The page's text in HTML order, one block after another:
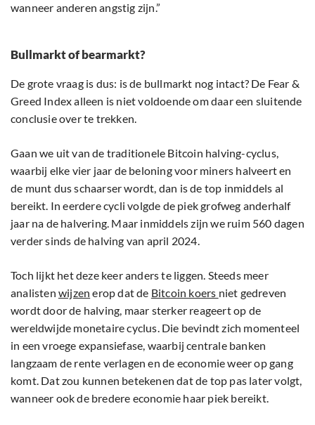
wanneer anderen angstig zijn.”
Bullmarkt of bearmarkt?
De grote vraag is dus: is de bullmarkt nog intact? De Fear &
Greed Index alleen is niet voldoende om daar een sluitende
conclusie over te trekken.
Gaan we uit van de traditionele Bitcoin halving-cyclus,
waarbij elke vier jaar de beloning voor miners halveert en
de munt dus schaarser wordt, dan is de top inmiddels al
bereikt. In eerdere cycli volgde de piek grofweg anderhalf
jaar na de halvering. Maar inmiddels zijn we ruim 560 dagen
verder sinds de halving van april 2024.
Toch lijkt het deze keer anders te liggen. Steeds meer
analisten wijzen erop dat de Bitcoin koers niet gedreven
wordt door de halving, maar sterker reageert op de
wereldwijde monetaire cyclus. Die bevindt zich momenteel
in een vroege expansiefase, waarbij centrale banken
langzaam de rente verlagen en de economie weer op gang
komt. Dat zou kunnen betekenen dat de top pas later volgt,
wanneer ook de bredere economie haar piek bereikt.